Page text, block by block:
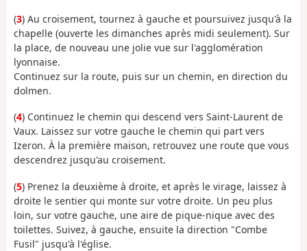
(3) Au croisement, tournez à gauche et poursuivez jusqu'à la
chapelle (ouverte les dimanches après midi seulement). Sur
la place, de nouveau une jolie vue sur l'agglomération
lyonnaise.
Continuez sur la route, puis sur un chemin, en direction du
dolmen.
(4) Continuez le chemin qui descend vers Saint-Laurent de
Vaux. Laissez sur votre gauche le chemin qui part vers
Izeron. À la première maison, retrouvez une route que vous
descendrez jusqu'au croisement.
(5) Prenez la deuxième à droite, et après le virage, laissez à
droite le sentier qui monte sur votre droite. Un peu plus
loin, sur votre gauche, une aire de pique-nique avec des
toilettes. Suivez, à gauche, ensuite la direction "Combe
Fusil" jusqu'à l'église.